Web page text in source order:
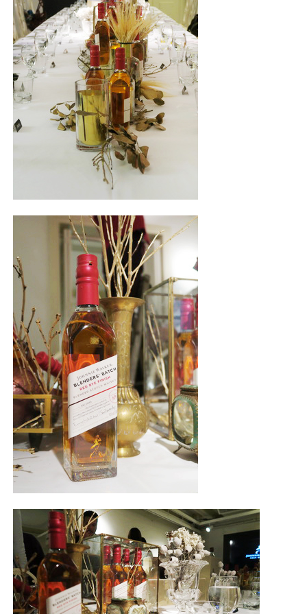
媒體報導一覽
合作與代言
訂閱電子報